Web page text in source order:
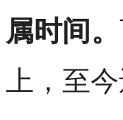
属时间。
上，至